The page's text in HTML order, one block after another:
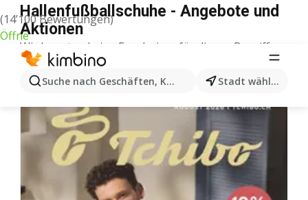
(14’100 Bewertungen)
Öffne
Suche nach Geschäften, Kategorien, Produkten...
Stadt wählen
Hallenfußballschuhe - Angebote und
Aktionen
Wir konnten keine Ergebnisse für diesen Begriff
finden.
Weitere Aktionen aus der Kategorie